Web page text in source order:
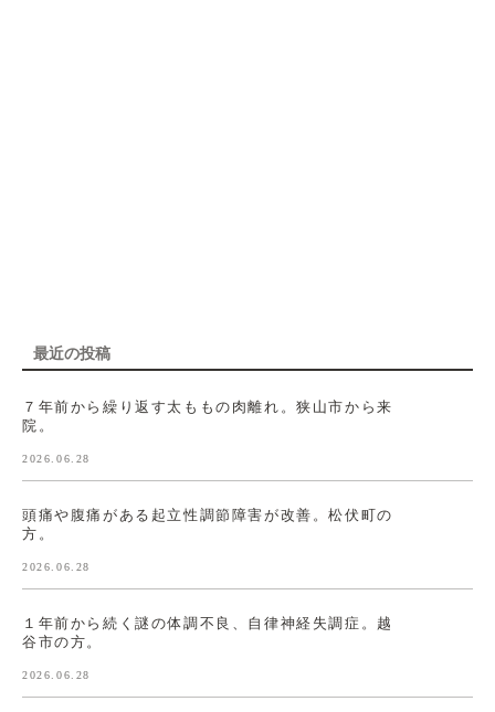
最近の投稿
７年前から繰り返す太ももの肉離れ。狭山市から来
院。
2026.06.28
頭痛や腹痛がある起立性調節障害が改善。松伏町の
方。
2026.06.28
１年前から続く謎の体調不良、自律神経失調症。越
谷市の方。
2026.06.28